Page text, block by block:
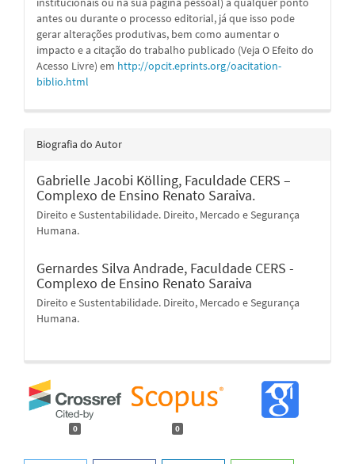
antes ou durante o processo editorial, já que isso pode
gerar alterações produtivas, bem como aumentar o
impacto e a citação do trabalho publicado (Veja O Efeito do
Acesso Livre) em http://opcit.eprints.org/oacitation-
biblio.html
Biografia do Autor
Gabrielle Jacobi Kölling, Faculdade CERS –
Complexo de Ensino Renato Saraiva.
Direito e Sustentabilidade. Direito, Mercado e Segurança
Humana.
Gernardes Silva Andrade, Faculdade CERS -
Complexo de Ensino Renato Saraiva
Direito e Sustentabilidade. Direito, Mercado e Segurança
Humana.
0 0